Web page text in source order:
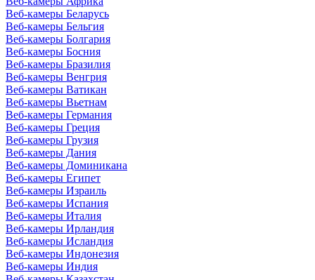
Веб-камеры Беларусь
Веб-камеры Бельгия
Веб-камеры Болгария
Веб-камеры Босния
Веб-камеры Бразилия
Веб-камеры Венгрия
Веб-камеры Ватикан
Веб-камеры Вьетнам
Веб-камеры Германия
Веб-камеры Греция
Веб-камеры Грузия
Веб-камеры Дания
Веб-камеры Доминикана
Веб-камеры Египет
Веб-камеры Израиль
Веб-камеры Испания
Веб-камеры Италия
Веб-камеры Ирландия
Веб-камеры Исландия
Веб-камеры Индонезия
Веб-камеры Индия